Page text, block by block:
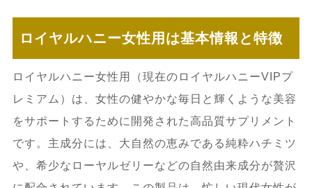
7.ロイヤルハニー女性用に関するよくある
質問と専門的回答
7.1.効果が感じられない原因と対処法
7.2.成分の安全性についての解説
飲み合わせや摂取頻度に関する注意
ロイヤルハニー女性用は基本情報と特徴
ロイヤルハニー女性用（現在のロイヤルハニーVIPプ
レミアム）は、女性の健やかな毎日と輝くような美容
をサポートするために開発された高品質サプリメント
です。主成分には、大自然の恵みである純粋ハチミツ
や、希少なローヤルゼリーなどの自然由来成分が贅沢